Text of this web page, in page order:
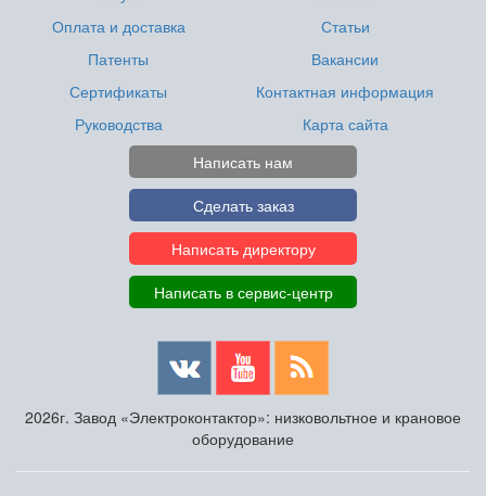
Оплата и доставка
Патенты
Сертификаты
Руководства
Статьи
Вакансии
Контактная информация
Карта сайта
Написать нам
Сделать заказ
Написать директору
Написать в сервис-центр
2026г. Завод «Электроконтактор»: низковольтное и крановое
оборудование